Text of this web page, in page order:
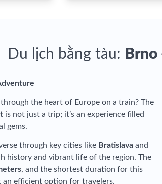
Du lịch bằng tàu:
the heart of Europe on a train? The
is not just a trip; it’s an experience filled
gems.
through key cities like Bratislava and
history and vibrant life of the region. The
, and the shortest duration for this
an efficient option for travelers.